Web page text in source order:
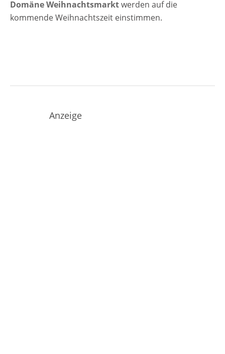
Domäne Weihnachtsmarktwerden auf die
kommende Weihnachtszeit einstimmen.
Anzeige